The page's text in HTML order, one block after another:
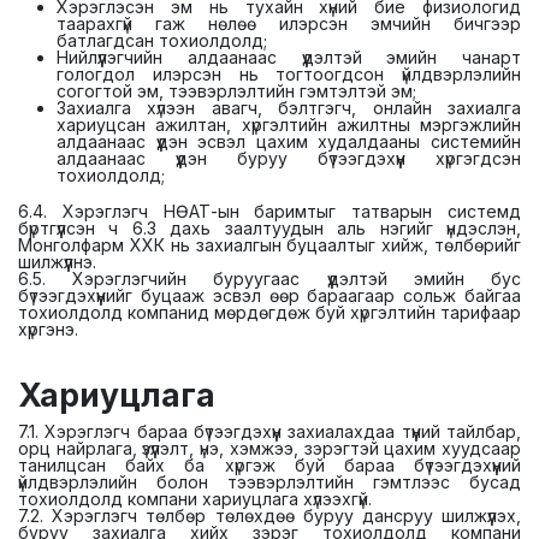
Хэрэглэсэн эм нь тухайн хүний бие физиологид
таарахгүй гаж нөлөө илэрсэн эмчийн бичгээр
батлагдсан тохиолдолд;
Нийлүүлэгчийн алдаанаас үүдэлтэй эмийн чанарт
гологдол илэрсэн нь тогтоогдсон үйлдвэрлэлийн
согогтой эм, тээвэрлэлтийн гэмтэлтэй эм;
Захиалга хүлээн авагч, бэлтгэгч, онлайн захиалга
хариуцсан ажилтан, хүргэлтийн ажилтны мэргэжлийн
алдаанаас үүдэн эсвэл цахим худалдааны системийн
алдаанаас үүдэн буруу бүтээгдэхүүн хүргэгдсэн
тохиолдолд;
6.4. Хэрэглэгч НӨАТ-ын баримтыг татварын системд
бүртгүүлсэн ч 6.3 дахь заалтуудын аль нэгийг үндэслэн,
Монголфарм ХХК нь захиалгын буцаалтыг хийж, төлбөрийг
шилжүүлнэ.
6.5. Хэрэглэгчийн буруугаас үүдэлтэй эмийн бус
бүтээгдэхүүнийг буцааж эсвэл өөр бараагаар сольж байгаа
тохиолдолд компанид мөрдөгдөж буй хүргэлтийн тарифаар
хүргэнэ.
Хариуцлага
7.1. Хэрэглэгч бараа бүтээгдэхүүн захиалахдаа түүний тайлбар,
орц найрлага, үзүүлэлт, үнэ, хэмжээ, зэрэгтэй цахим хуудсаар
танилцсан байх ба хүргэж буй бараа бүтээгдэхүүний
үйлдвэрлэлийн болон тээвэрлэлтийн гэмтлээс бусад
тохиолдолд компани хариуцлага хүлээхгүй.
7.2. Хэрэглэгч төлбөр төлөхдөө буруу дансруу шилжүүлэх,
буруу захиалга хийх зэрэг тохиолдолд компани